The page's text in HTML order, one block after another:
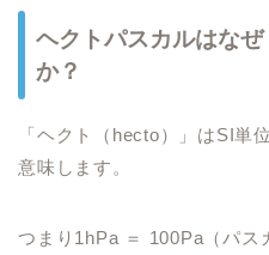
ヘクトパスカルはな
か？
「ヘクト（hecto）」はSI単
意味します。
つまり1hPa ＝ 100Pa（パス